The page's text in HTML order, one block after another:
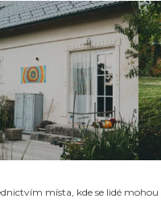
místa, kde se lidé